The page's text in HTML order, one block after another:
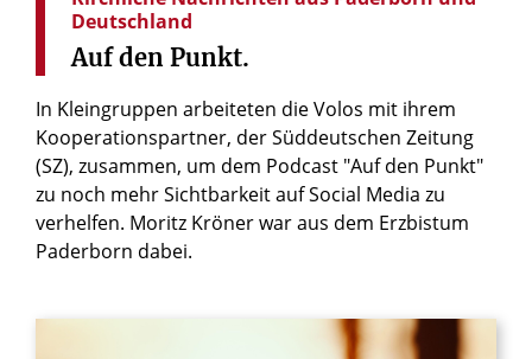
Deutschland
Auf den Punkt.
In Kleingruppen arbeiteten die Volos mit ihrem
Kooperationspartner, der Süddeutschen Zeitung
(SZ), zusammen, um dem Podcast "Auf den Punkt"
zu noch mehr Sichtbarkeit auf Social Media zu
verhelfen. Moritz Kröner war aus dem Erzbistum
Paderborn dabei.